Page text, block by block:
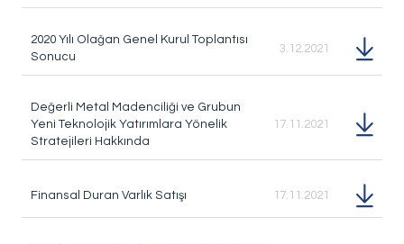
2020 Yılı Olağan Genel Kurul Toplantısı
Sonucu
3.12.2021
Değerli Metal Madenciliği ve Grubun
Yeni Teknolojik Yatırımlara Yönelik
Stratejileri Hakkında
17.11.2021
Finansal Duran Varlık Satışı 17.11.2021